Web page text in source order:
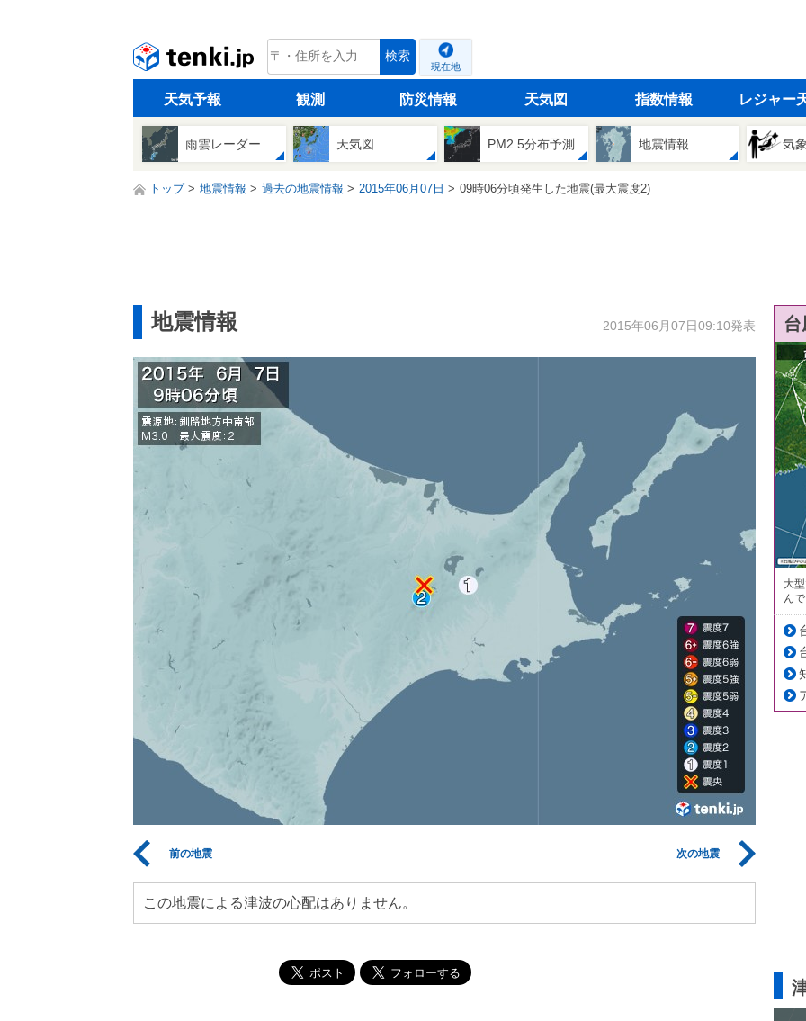
tenki.jp 検索
現在地
天気予報 観測 防災情報 天気図 指数情報 レジャー
雨雲レーダー 天気図 PM2.5分布予測 地震情報 気
トップ 地震情報 過去の地震情報 2015年06月07日 09時06分頃発生した地震(最大震度2)
地震情報 2015年06月07日09:10発表
前の地震 次の地震
この地震による津波の心配はありません。
大
ん